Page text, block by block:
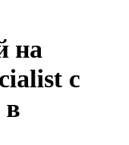
на
с
в